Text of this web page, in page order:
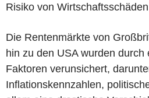
Risiko von
Die Rentenmärkte von
hin zu den USA wurden durch
Faktoren verunsichert,
Inflationskennzahlen,